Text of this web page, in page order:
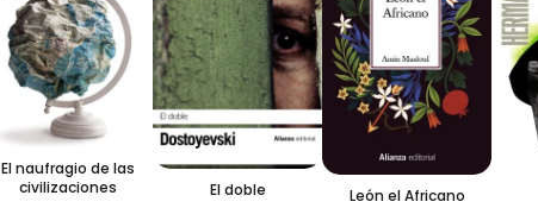
El naufragio de las
civilizaciones
El doble León el Africano